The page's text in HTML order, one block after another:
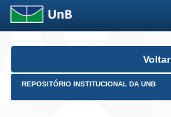
Skip
Voltar
REPOSITÓRIO INSTITUCIONAL DA UNB